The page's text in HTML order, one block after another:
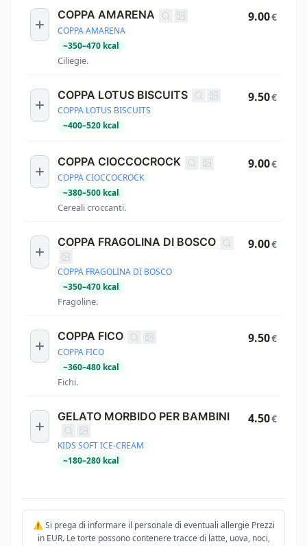
COPPA AMARENA
COPPA AMARENA
~350–470 kcal
Ciliegie.
9.00€
COPPA LOTUS BISCUITS
COPPA LOTUS BISCUITS
~400–520 kcal
9.50€
COPPA CIOCCOCROCK
COPPA CIOCCOCROCK
~380–500 kcal
Cereali croccanti.
9.00€
COPPA FRAGOLINA DI BOSCO
COPPA FRAGOLINA DI BOSCO
~350–470 kcal
Fragoline.
9.00€
COPPA FICO
COPPA FICO
~360–480 kcal
Fichi.
9.50€
GELATO MORBIDO PER BAMBINI
KIDS SOFT ICE-CREAM
~180–280 kcal
4.50€
⚠️ Si prega di informare il personale di eventuali allergie Prezzi
in EUR. Le torte possono contenere tracce di latte, uova, noci,